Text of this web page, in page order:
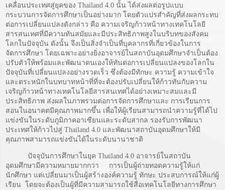
เคลื่อนประเทศสู่ยุคของ Thailand 4.0 นั้น ได้ส่งผลต่อรูปแบบ
กระบวนการจัดการศึกษาเป็นอย่างมาก โดยตัวแปรสำคัญที่ส่งผลกระทบ
ต่อการเปลี่ยนแปลงดังกล่าว คือ ความเจริญก้าวหน้าทางเทคโนโลยี
สารสนเทศที่มีความทันสมัยและมีประสิทธิภาพสูงในบริบทของสังคม
โลกในปัจจุบัน ดังนั้น จึงเป็นสิ่งจำเป็นที่บุคลากรที่เกี่ยวข้องในการ
จัดการศึกษา โดยเฉพาะอย่างยิ่งอาจารย์ในสถาบันอุดมศึกษาจำเป็นต้อง
ปรับตัวให้พร้อมและพัฒนาตนเองให้ทันต่อการเปลี่ยนแปลงของโลกใน
ปัจจุบันที่เปลี่ยนแปลงอย่างรวดเร็ว ซึ่งต้องมีทักษะ ความรู้ ความเข้าใจ
และตระหนักในบทบาทหน้าที่ที่จะต้องปรับเปลี่ยนให้ก้าวทันกับความ
เจริญก้าวหน้าทางเทคโนโลยีสารสนเทศได้อย่างเหมาะสมและมี
ประสิทธิภาพ ส่งผลในภาพรวมต่อการจัดการศึกษาและ การเรียนการ
สอนในอนาคตมีคุณภาพมากขึ้น เพื่อให้ผู้เรียนสามารถนำความรู้ที่ได้ไป
แข่งขันในระดับภูมิภาคอาเซียนและระดับสากล รองรับการพัฒนา
ประเทศให้ก้าวไปสู่ Thailand 4.0 และพัฒนาสถาบันอุดมศึกษาให้มี
คุณภาพสามารถแข่งขันได้ในระดับนานาชาติ
ปัจจุบันการศึกษาในยุค Thailand 4.0 อาจารย์ในสถาบัน
อุดมศึกษามีความหมายมากกว่า การเป็นผู้ถ่ายทอดความรู้ให้แก่
นักศึกษา แต่เปลี่ยนมาเป็นผู้สร้างองค์ความรู้ ทักษะ ประสบการณ์ให้แก่ผู้
เรียน โดยจะต้องเป็นผู้ที่มีความสามารถใช้สื่อเทคโนโลยีทางการศึกษา